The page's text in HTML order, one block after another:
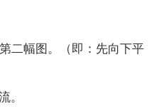
二幅图。（即：先向下平
。